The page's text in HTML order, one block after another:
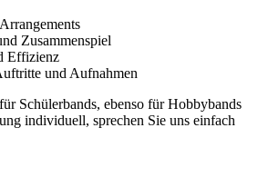
Zusammenspiel
Effizienz
und Aufnahmen
für Schülerbands, ebenso für Hobbybands
individuell, sprechen Sie uns einfach